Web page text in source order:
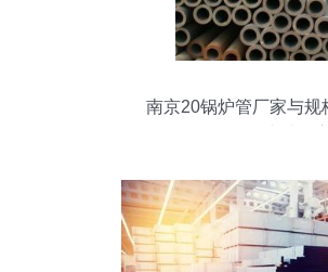
南京20锅炉管厂家与规